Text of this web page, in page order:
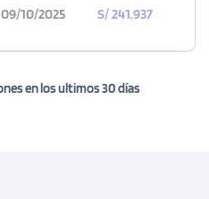
09/10/2025 S/ 241,937
en los ultimos 30 días